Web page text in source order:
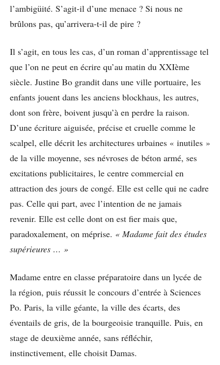
l’ambigüité. S’agit-il d’une menace ? Si nous ne
brûlons pas, qu’arrivera-t-il de pire ?
Il s’agit, en tous les cas, d’un roman d’apprentissage tel
que l’on ne peut en écrire qu’au matin du XXIème
siècle. Justine Bo grandit dans une ville portuaire, les
enfants jouent dans les anciens blockhaus, les autres,
dont son frère, boivent jusqu’à en perdre la raison.
D’une écriture aiguisée, précise et cruelle comme le
scalpel, elle décrit les architectures urbaines « inutiles »
de la ville moyenne, ses névroses de béton armé, ses
excitations publicitaires, le centre commercial en
attraction des jours de congé. Elle est celle qui ne cadre
pas. Celle qui part, avec l’intention de ne jamais
revenir. Elle est celle dont on est fier mais que,
paradoxalement, on méprise. « Madame fait des études
supérieures … »
Madame entre en classe préparatoire dans un lycée de
la région, puis réussit le concours d’entrée à Sciences
Po. Paris, la ville géante, la ville des écarts, des
éventails de gris, de la bourgeoisie tranquille. Puis, en
stage de deuxième année, sans réfléchir,
instinctivement, elle choisit Damas.